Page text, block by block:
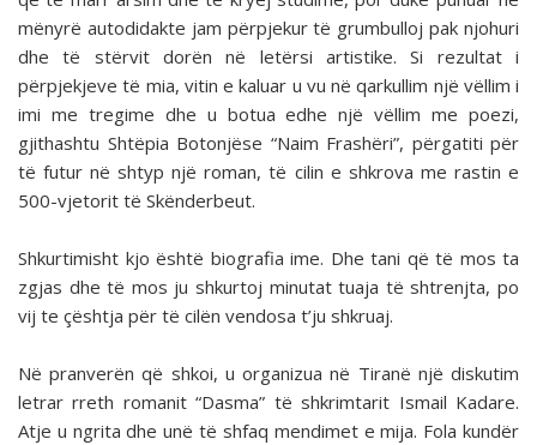
mënyrë autodidakte jam përpjekur të grumbulloj pak njohuri
dhe të stërvit dorën në letërsi artistike. Si rezultat i
përpjekjeve të mia, vitin e kaluar u vu në qarkullim një vëllim i
imi me tregime dhe u botua edhe një vëllim me poezi,
gjithashtu Shtëpia Botonjëse “Naim Frashëri”, përgatiti për
të futur në shtyp një roman, të cilin e shkrova me rastin e
500-vjetorit të Skënderbeut.
Shkurtimisht kjo është biografia ime. Dhe tani që të mos ta
zgjas dhe të mos ju shkurtoj minutat tuaja të shtrenjta, po
vij te çështja për të cilën vendosa t’ju shkruaj.
Në pranverën që shkoi, u organizua në Tiranë një diskutim
letrar rreth romanit “Dasma” të shkrimtarit Ismail Kadare.
Atje u ngrita dhe unë të shfaq mendimet e mija. Fola kundër